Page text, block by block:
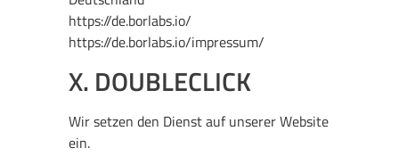
https://de.borlabs.io/
https://de.borlabs.io/impressum/
X. DOUBLECLICK
Wir setzen den Dienst auf unserer Website
ein.